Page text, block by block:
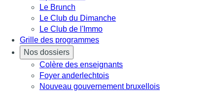
Le Brunch
Le Club du Dimanche
Le Club de l'Immo
Grille des programmes
Nos dossiers
Colère des enseignants
Foyer anderlechtois
Nouveau gouvernement bruxellois